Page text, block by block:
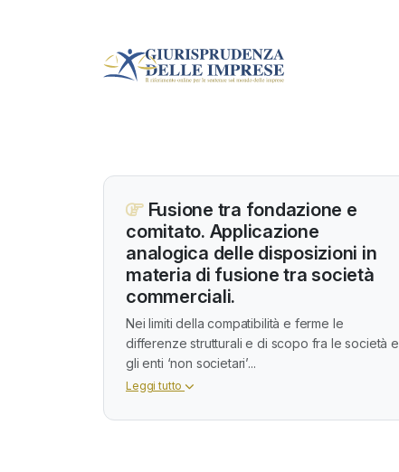
Fusione tra fondazione e
comitato. Applicazione
analogica delle disposizioni in
materia di fusione tra società
commerciali.
Nei limiti della compatibilità e ferme le
differenze strutturali e di scopo fra le società e
gli enti ‘non societari’...
Leggi tutto